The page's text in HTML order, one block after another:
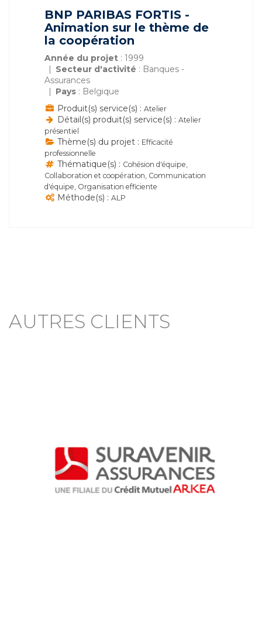
BNP PARIBAS FORTIS -
Animation sur le thème de
la coopération
Année du projet : 1999
Secteur d'activité : Banques -
Assurances
Pays : Belgique
Produit(s) service(s) : Atelier
Détail(s) produit(s) service(s) : Atelier
présentiel
Thème(s) du projet : Efficacité
professionnelle
Thématique(s) : Cohésion d'équipe,
Collaboration et coopération, Communication
d'équipe, Organisation efficiente
Méthode(s) : ALP
AUTRES CLIENTS